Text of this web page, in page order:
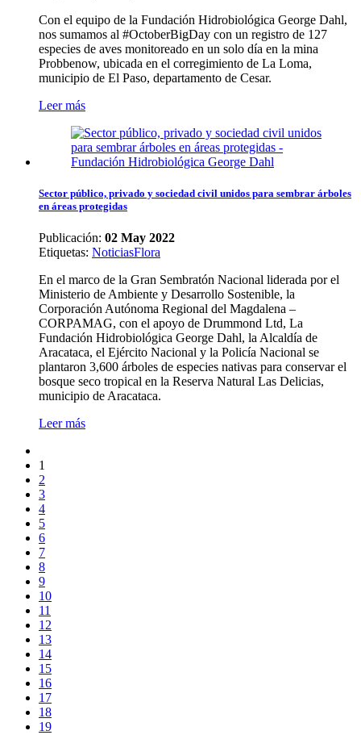
Con el equipo de la Fundación Hidrobiológica George Dahl,
nos sumamos al #OctoberBigDay con un registro de 127
especies de aves monitoreado en un solo día en la mina
Probbenow, ubicada en el corregimiento de La Loma,
municipio de El Paso, departamento de Cesar.
Leer más
Sector público, privado y sociedad civil unidos para sembrar árboles
en áreas protegidas
Publicación: 02 May 2022
Etiquetas: NoticiasFlora
En el marco de la Gran Sembratón Nacional liderada por el
Ministerio de Ambiente y Desarrollo Sostenible, la
Corporación Autónoma Regional del Magdalena –
CORPAMAG, con el apoyo de Drummond Ltd, La
Fundación Hidrobiológica George Dahl, la Alcaldía de
Aracataca, el Ejército Nacional y la Policía Nacional se
plantaron 3,600 árboles de especies nativas para conservar el
bosque seco tropical en la Reserva Natural Las Delicias,
municipio de Aracataca.
Leer más
1
2
3
4
5
6
7
8
9
10
11
12
13
14
15
16
17
18
19